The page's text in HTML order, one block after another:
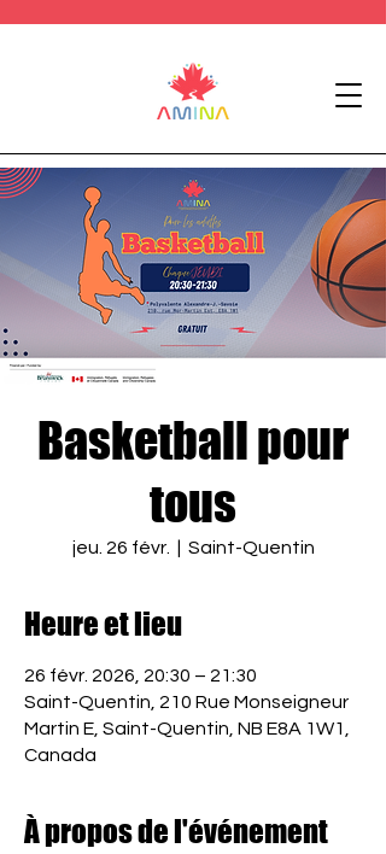
Basketball pour
tous
jeu. 26 févr. Saint-Quentin
Heure et lieu
26 févr. 2026, 20:30 – 21:30
Saint-Quentin, 210 Rue Monseigneur
Martin E, Saint-Quentin, NB E8A 1W1,
Canada
À propos de l'événement